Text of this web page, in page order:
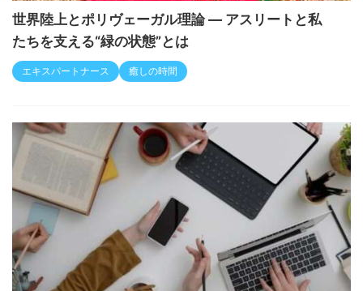
世界陸上とポリヴェーガル理論 ― アスリートと私
たちを支える“緑の状態”とは
エキスパートナース 癒しの時間